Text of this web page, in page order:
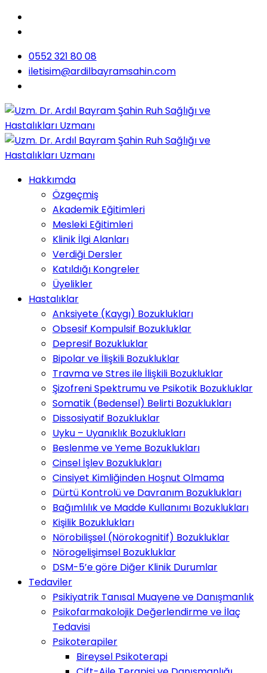
0552 321 80 08
iletisim@ardilbayramsahin.com
Hakkımda
Özgeçmiş
Akademik Eğitimleri
Mesleki Eğitimleri
Klinik İlgi Alanları
Verdiği Dersler
Katıldığı Kongreler
Üyelikler
Hastalıklar
Anksiyete (Kaygı) Bozuklukları
Obsesif Kompulsif Bozukluklar
Depresif Bozukluklar
Bipolar ve İlişkili Bozukluklar
Travma ve Stres ile İlişkili Bozukluklar
Şizofreni Spektrumu ve Psikotik Bozukluklar
Somatik (Bedensel) Belirti Bozuklukları
Dissosiyatif Bozukluklar
Uyku – Uyanıklık Bozuklukları
Beslenme ve Yeme Bozuklukları
Cinsel İşlev Bozuklukları
Cinsiyet Kimliğinden Hoşnut Olmama
Dürtü Kontrolü ve Davranım Bozuklukları
Bağımlılık ve Madde Kullanımı Bozuklukları
Kişilik Bozuklukları
Nörobilişsel (Nörokognitif) Bozukluklar
Nörogelişimsel Bozukluklar
DSM-5’e göre Diğer Klinik Durumlar
Tedaviler
Psikiyatrik Tanısal Muayene ve Danışmanlık
Psikofarmakolojik Değerlendirme ve İlaç
Tedavisi
Psikoterapiler
Bireysel Psikoterapi